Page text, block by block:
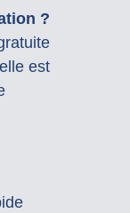
?
est